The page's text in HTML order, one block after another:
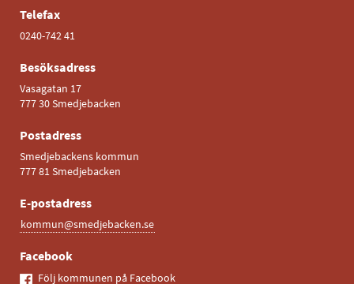
Telefax
0240-742 41
Besöksadress
Vasagatan 17
777 30 Smedjebacken
Postadress
Smedjebackens kommun
777 81 Smedjebacken
E-postadress
kommun@smedjebacken.se
Facebook
Följ kommunen på Facebook